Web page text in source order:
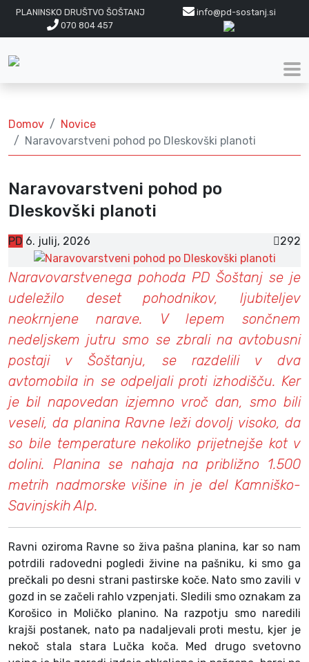
PLANINSKO DRUŠTVO ŠOŠTANJ
info@pd-sostanj.si
070 804 457
Domov
Novice
Naravovarstveni pohod po Dleskovški planoti
Naravovarstveni pohod po
Dleskovški planoti
PD 6. julij, 2026 292
Naravovarstvenega pohoda PD Šoštanj se je
udeležilo deset pohodnikov, ljubiteljev
neokrnjene narave. V lepem sončnem
nedeljskem jutru smo se zbrali na avtobusni
postaji v Šoštanju, se razdelili v dva
avtomobila in se odpeljali proti izhodišču. Ker
je bil napovedan izjemno vroč dan, smo bili
veseli, da planina Ravne leži dovolj visoko, da
so bile temperature nekoliko prijetnejše kot v
dolini. Planina se nahaja na približno 1.500
metrih nadmorske višine in je del Kamniško-
Savinjskih Alp.
Ravni oziroma Ravne so živa pašna planina, kar so nam
potrdili radovedni pogledi živine na pašniku, ki smo ga
prečkali po desni strani pastirske koče. Nato smo zavili v
gozd in se začeli rahlo vzpenjati. Sledili smo oznakam za
Korošico in Moličko planino. Na razpotju smo naredili
krajši postanek, nato pa nadaljevali proti mestu, kjer je
nekoč stala stara Lučka koča. Med drugo svetovno